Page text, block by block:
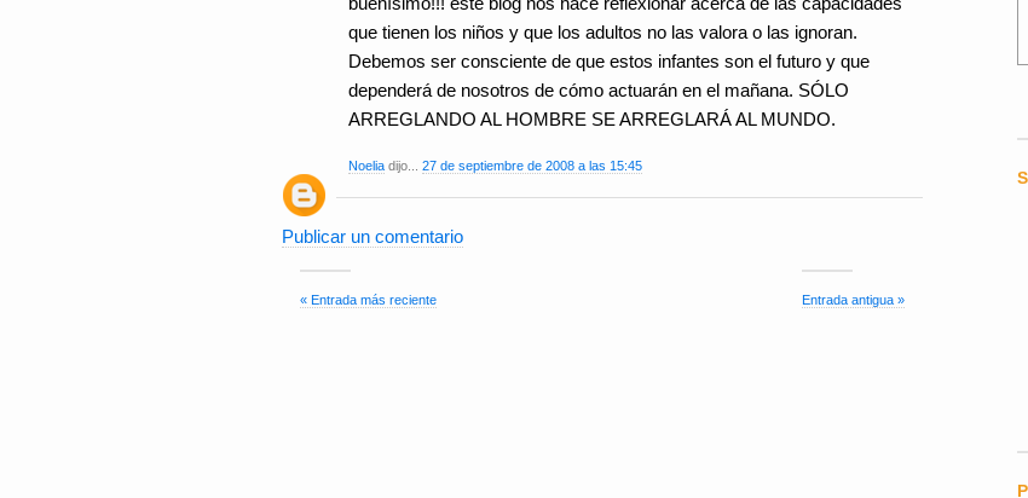
que tienen los niños y que los adultos no las valora o las ignoran.
Debemos ser consciente de que estos infantes son el futuro y que
dependerá de nosotros de cómo actuarán en el mañana. SÓLO
ARREGLANDO AL HOMBRE SE ARREGLARÁ AL MUNDO.
Noelia dijo... 27 de septiembre de 2008 a las 15:45
Publicar un comentario
« Entrada más reciente Entrada antigua »